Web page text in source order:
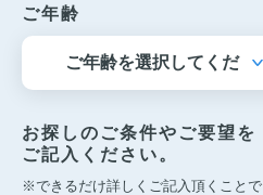
ご年齢
お探しのご条件やご要望を
ご記入ください。
※できるだけ詳しくご記入頂くことで